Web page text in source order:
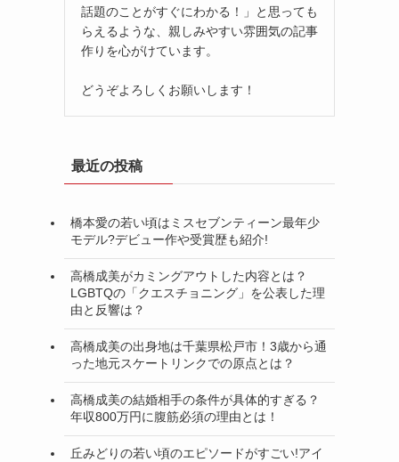
話題のことがすぐにわかる！」と思っても
らえるような、親しみやすい雰囲気の記事
作りを心がけています。
どうぞよろしくお願いします！
最近の投稿
橋本愛の若い頃はミスセブンティーン最年少
モデル?デビュー作や受賞歴も紹介!
高橋成美がカミングアウトした内容とは？
LGBTQの「クエスチョニング」を公表した理
由と反響は？
高橋成美の出身地は千葉県松戸市！3歳から通
った地元スケートリンクでの原点とは？
高橋成美の結婚相手の条件が具体的すぎる？
年収800万円に腹筋必須の理由とは！
丘みどりの若い頃のエピソードがすごい!アイ